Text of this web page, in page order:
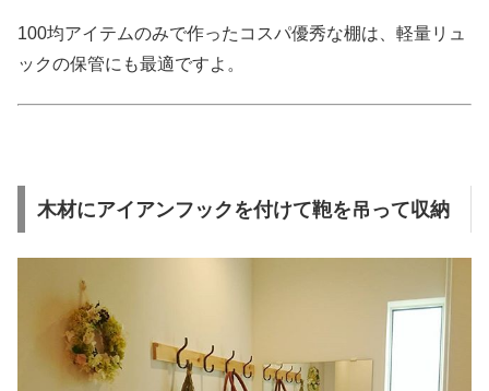
100均アイテムのみで作ったコスパ優秀な棚は、軽量リュ
ックの保管にも最適ですよ。
木材にアイアンフックを付けて鞄を吊って収納